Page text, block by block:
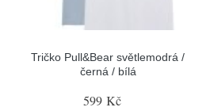
Tričko Pull&Bear světlemodrá /
černá / bílá
599 Kč